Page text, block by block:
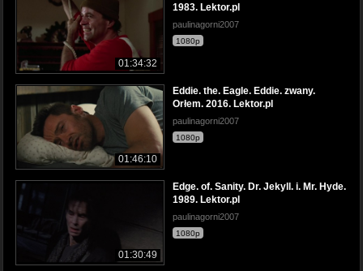
01:34:32
1983. Lektor.pl
paulinagorni2007
1080p
01:46:10
Eddie. the. Eagle. Eddie. zwany.
Orłem. 2016. Lektor.pl
paulinagorni2007
1080p
01:30:49
Edge. of. Sanity. Dr. Jekyll. i. Mr. Hyde.
1989. Lektor.pl
paulinagorni2007
1080p